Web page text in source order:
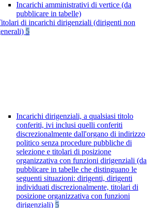
Incarichi amministrativi di vertice (da
pubblicare in tabelle)
di incarichi dirigenziali (dirigenti non
5
Incarichi dirigenziali, a qualsiasi titolo
conferiti, ivi inclusi quelli conferiti
discrezionalmente dall'organo di indirizzo
politico senza procedure pubbliche di
selezione e titolari di posizione
organizzativa con funzioni dirigenziali (da
pubblicare in tabelle che distinguano le
seguenti situazioni: dirigenti, dirigenti
individuati discrezionalmente, titolari di
posizione organizzativa con funzioni
dirigenziali) 5